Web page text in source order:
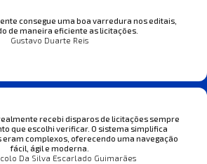
consegue uma boa varredura nos editais,
de maneira eficiente as licitações.
Gustavo Duarte Reis
recebi disparos de licitações sempre
que escolhi verificar. O sistema simplifica
eram complexos, oferecendo uma navegação
fácil, ágil e moderna.
Da Silva Escarlado Guimarães